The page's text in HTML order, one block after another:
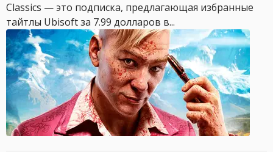
Classics — это подписка, предлагающая избранные
тайтлы Ubisoft за 7.99 долларов в...